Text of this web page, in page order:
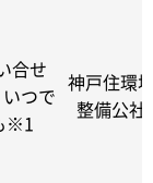
合せ
つで
※1
神戸住環
整備公社